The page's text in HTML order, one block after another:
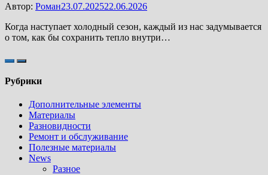
Автор: Роман23.07.202522.06.2026
Когда наступает холодный сезон, каждый из нас задумывается
о том, как бы сохранить тепло внутри…
Рубрики
Дополнительные элементы
Материалы
Разновидности
Ремонт и обслуживание
Полезные материалы
News
Разное